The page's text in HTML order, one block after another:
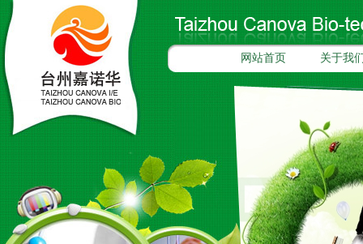
网站首页 关于我